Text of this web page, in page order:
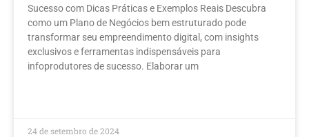
Sucesso com Dicas Práticas e Exemplos Reais Descubra
como um Plano de Negócios bem estruturado pode
transformar seu empreendimento digital, com insights
exclusivos e ferramentas indispensáveis para
infoprodutores de sucesso. Elaborar um
24 de setembro de 2024